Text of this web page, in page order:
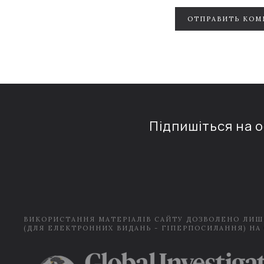
ОТПРАВИТЬ
Підпишіться на
ВИКОРИСТАННЯ МАТЕРІАЛІВ САЙТУ ДОЗВОЛЕНО
(ДЛЯ ЕЛЕКТРОННИХ ВИДАНЬ - ГІПЕРПОСИЛАННЯ) НА